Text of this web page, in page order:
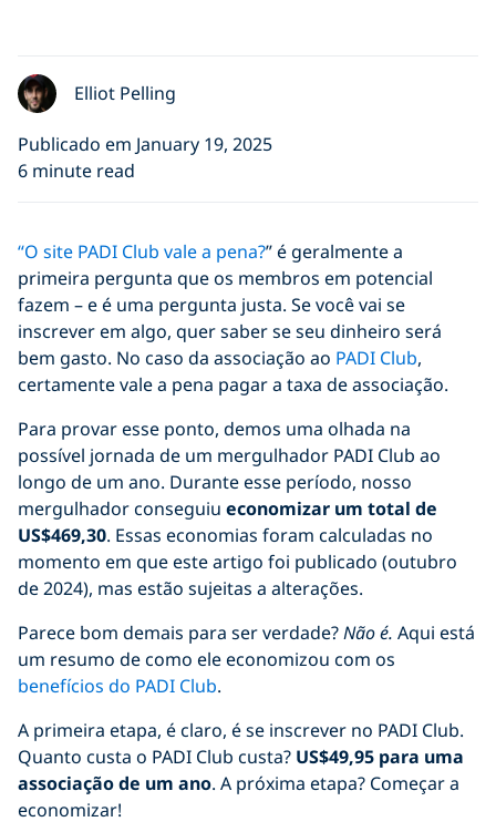
Elliot Pelling
Publicado em January 19, 2025
6 minute read
“O site PADI Club vale a pena?” é geralmente a
primeira pergunta que os membros em potencial
fazem – e é uma pergunta justa. Se você vai se
inscrever em algo, quer saber se seu dinheiro será
bem gasto. No caso da associação ao PADI Club,
certamente vale a pena pagar a taxa de associação.
Para provar esse ponto, demos uma olhada na
possível jornada de um mergulhador PADI Club ao
longo de um ano. Durante esse período, nosso
mergulhador conseguiu economizar um total de
US$469,30. Essas economias foram calculadas no
momento em que este artigo foi publicado (outubro
de 2024), mas estão sujeitas a alterações.
Parece bom demais para ser verdade?Não é. Aqui está
um resumo de como ele economizou com os
benefícios do PADI Club.
A primeira etapa, é claro, é se inscrever no PADI Club.
Quanto custa o PADI Club custa? US$49,95 para uma
associação de um ano. A próxima etapa? Começar a
economizar!